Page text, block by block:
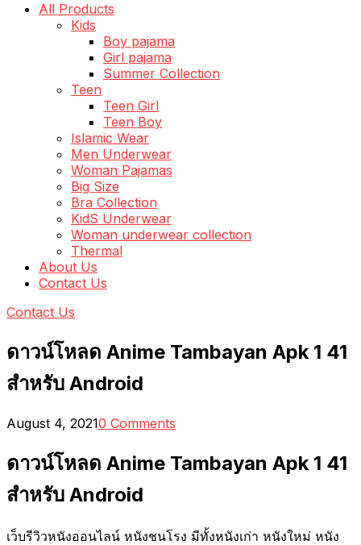
All Products
Kids
Boy pajama
Girl pajama
Summer Collection
Teen
Teen Girl
Teen Boy
Islamic Wear
Men Underwear
Woman Pajamas
Big Size
Bra Collection
KidS Underwear
Woman underwear collection
Thermal
About Us
Contact Us
Contact Us
ดาวน์โหลด Anime Tambayan Apk 1 41
สำหรับ Android
August 4, 20210 Comments
ดาวน์โหลด Anime Tambayan Apk 1 41
สำหรับ Android
เว็บรีวิวหนังออนไลน์ หนังชนโรง มีทั้งหนังเก่า หนังใหม่ หนัง